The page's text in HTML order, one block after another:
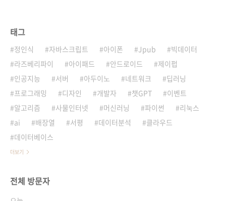
태그
정인식 자바스크립트 아이폰 Jpub
빅데이터
라즈베리파이
아이패드 안드로이드
제이펍
인공지능
서버 아두이노 네트워크
딥러닝
프로그래밍
디자인 개발자 챗GPT
이벤트
알고리즘
사물인터넷 머신러닝 파이썬
리눅스
ai
배장열 서평 데이터분석
클라우드
데이터베이스
더보기
전체 방문자